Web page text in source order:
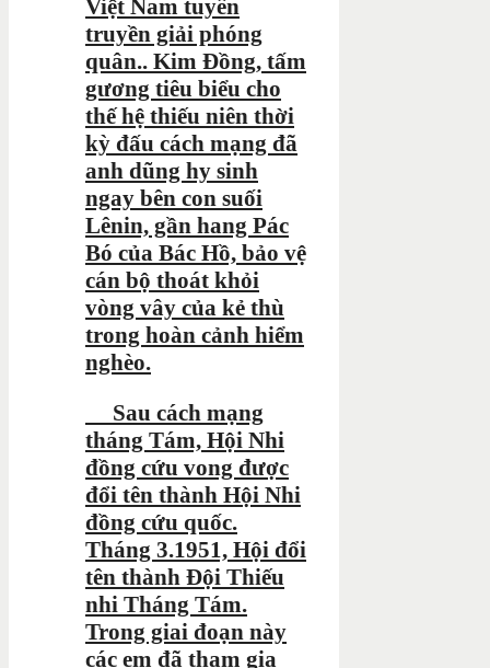
Việt Nam tuyên
truyền giải phóng
quân.. Kim Đồng, tấm
gương tiêu biểu cho
thế hệ thiếu niên thời
kỳ đấu cách mạng đã
anh dũng hy sinh
ngay bên con suối
Lênin, gần hang Pác
Bó của Bác Hồ, bảo vệ
cán bộ thoát khỏi
vòng vây của kẻ thù
trong hoàn cảnh hiểm
nghèo.
Sau cách mạng
tháng Tám, Hội Nhi
đồng cứu vong được
đổi tên thành Hội Nhi
đồng cứu quốc.
Tháng 3.1951, Hội đổi
tên thành Đội Thiếu
nhi Tháng Tám.
Trong giai đoạn này
các em đã tham gia